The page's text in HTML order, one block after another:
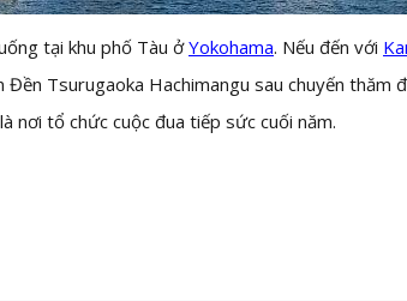
tại khu phố Tàu ởYokohama. Nếu đến với
Tsurugaoka Hachimangu sau chuyến thăm
nơi tổ chức cuộc đua tiếp sức cuối năm.